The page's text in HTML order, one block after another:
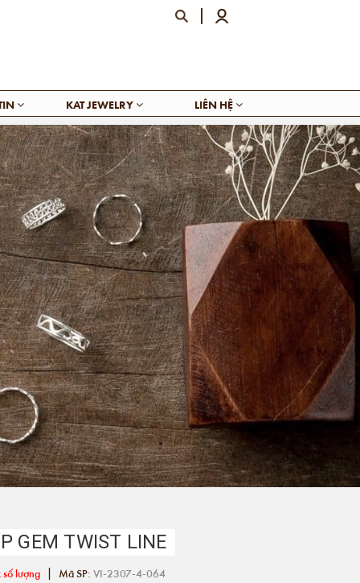
KAT JEWELRY LIÊN HỆ
GEM TWIST LINE
số lượng | Mã SP:VI-2307-4-064